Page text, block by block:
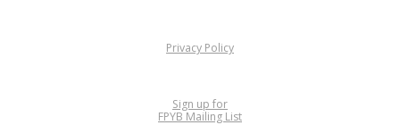
Privacy Policy
Sign up for
FPYB Mailing List